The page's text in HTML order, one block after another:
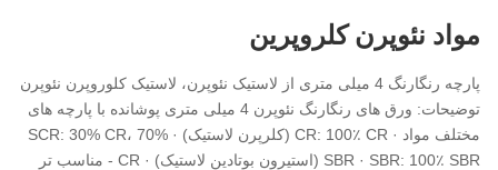
مواد نئوپرن کلروپرین
پارچه رنگارنگ 4 میلی متری از لاستیک نئوپرن، لاستیک کلوروپرن نئوپرن
توضیحات: ورق های رنگارنگ نئوپرن 4 میلی متری پوشانده با پارچه های
مختلف مواد · CR: 100٪ CR (کلرپرن لاستیک) · SCR: 30% CR، 70%
SBR · SBR: 100٪ SBR (استیرون بوتادین لاستیک) · CR - مناسب تر